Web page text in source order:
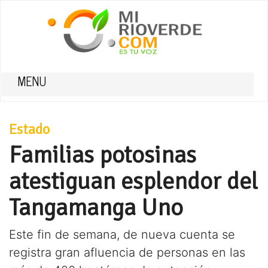
MENU
Estado
Familias potosinas
atestiguan esplendor del
Tangamanga Uno
Este fin de semana, de nueva cuenta se
registra gran afluencia de personas en las